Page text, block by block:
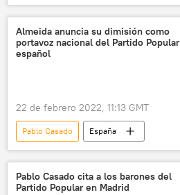
Partido Popular de España
Crisis en el Partido Popular español
Almeida anuncia su dimisión como
portavoz nacional del Partido Popular
español
22 de febrero 2022, 11:13 GMT
Pablo Casado
España
Partido Popular de España
Crisis en el Partido Popular español
Pablo Casado cita a los barones del
Partido Popular en Madrid